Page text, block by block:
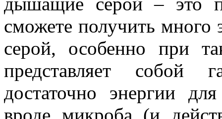
сможете получить много
серой, особенно при
представляет собой
достаточно энергии